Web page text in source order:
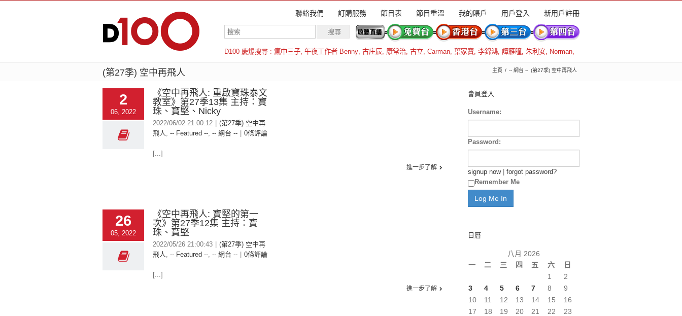
聯絡我們 訂購服務 節目表 節目重溫 我的賬戶 用戶登入 新用戶註冊
D100 慶爆搜尋 : 瘋中三子, 午夜工作者 Benny, 古庄辰, 康常治, 古立, Carman, 葉家寶, 李錦鴻, 譚雁瞳, 朱利安, Norman,
羅倫斯
(第27季) 空中再飛人 主頁 -- 網台 -- (第27季) 空中再飛人
2
06, 2022
《空中再飛人: 重啟寶珠泰文
教室》第27季13集 主持：寶
珠、寶堅、Nicky
2022/06/02 21:00:12
(第27季) 空中再
飛人, -- Featured --, -- 網台 -- 0條評論
[...]
進一步了解
26
05, 2022
《空中再飛人: 寶堅的第一
次》第27季12集 主持：寶
珠、寶堅
2022/05/26 21:00:43
(第27季) 空中再
飛人, -- Featured --, -- 網台 -- 0條評論
[...]
進一步了解
會員登入
Username:
Password:
signup now| forgot password?
Remember Me
日曆
八月 2026
一
二 三 四 五 六 日
1
2
3
4 5 6 7 8
9
10
11 12 13 14 15
16
17
18 19 20 21 22
23